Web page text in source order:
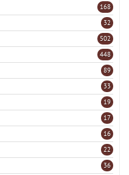
168
32
502
448
89
33
19
17
16
22
36